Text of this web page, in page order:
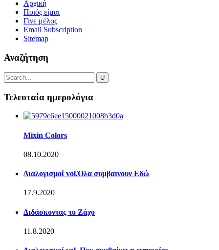
Αρχική
Ποιός είμαι
Γίνε μέλος
Email Subscription
Sitemap
Αναζήτηση
Τελευταία ημερολόγια
Mixin Colors
08.10.2020
Διαλογισμοί vol.Όλα συμβαινουν Εδώ
17.9.2020
Διδάσκοντας το Ζάχο
11.8.2020